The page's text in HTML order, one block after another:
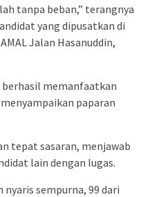
tanpa beban,” terangnya
yang dipusatkan di
Jalan Hasanuddin,
berhasil memanfaatkan
paparan
tepat sasaran, menjawab
lain dengan lugas.
sempurna, 99 dari